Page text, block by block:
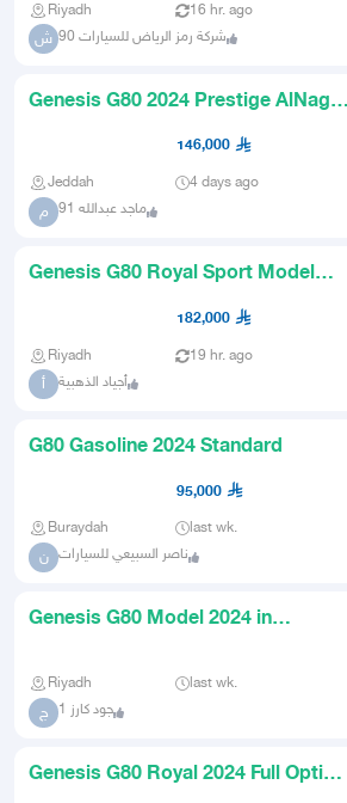
Riyadh 16 hr. ago
ش شركة رمز الرياض للسيارات 90
Genesis G80 2024 Prestige AlNaghi
146,000
Jeddah 4 days ago
م ماجد عبدالله 91
Genesis G80 Royal Sport Model
182,000
Riyadh 19 hr. ago
أ أجياد الذهبية
G80 Gasoline 2024 Standard
95,000
Buraydah last wk.
ن ناصر السبيعي للسيارات
Genesis G80 Model 2024 in
Riyadh last wk.
ج جود كارز 1
Genesis G80 Royal 2024 Full Option